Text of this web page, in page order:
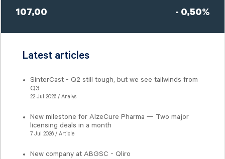
107,00 - 0,50%
Latest articles
SinterCast - Q2 still tough, but we see tailwinds from
Q3
22 Jul 2026 / Analys
New milestone for AlzeCure Pharma — Two major
licensing deals in a month
7 Jul 2026 / Article
New company at ABGSC - Qliro